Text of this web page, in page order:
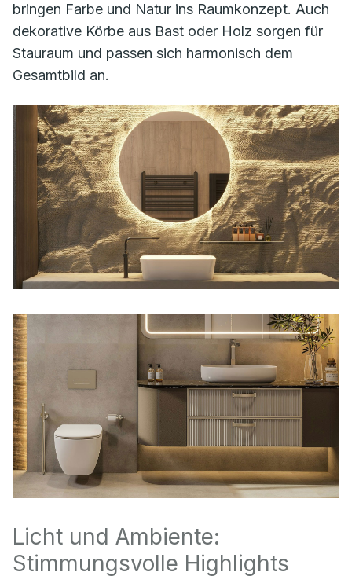
bringen Farbe und Natur ins Raumkonzept. Auch
dekorative Körbe aus Bast oder Holz sorgen für
Stauraum und passen sich harmonisch dem
Gesamtbild an.
Licht und Ambiente:
Stimmungsvolle Highlights